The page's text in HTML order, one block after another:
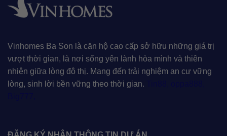
Vinhomes Ba Son là căn hộ cao cấp sở hữu những giá trị
vượt thời gian, là nơi sống yên lành hòa mình và thiên
nhiên giữa lòng đô thị. Mang đến trải nghiệm an cư vững
lòng, sinh lời bền vững theo thời gian.